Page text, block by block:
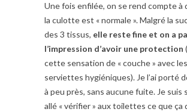
Une fois enfilée, on se rend compte à
la culotte est « normale ». Malgré la
des 3 tissus, elle reste fine et on a
l’impression d’avoir une protection
cette sensation de « couche » avec les
serviettes hygiéniques). Je l’ai porté
à peu près, sans aucune fuite. Je suis
allé « vérifier » aux toilettes ce que ça